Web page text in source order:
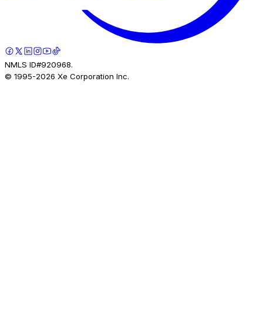
NMLS ID#920968.
© 1995-2026 Xe Corporation Inc.